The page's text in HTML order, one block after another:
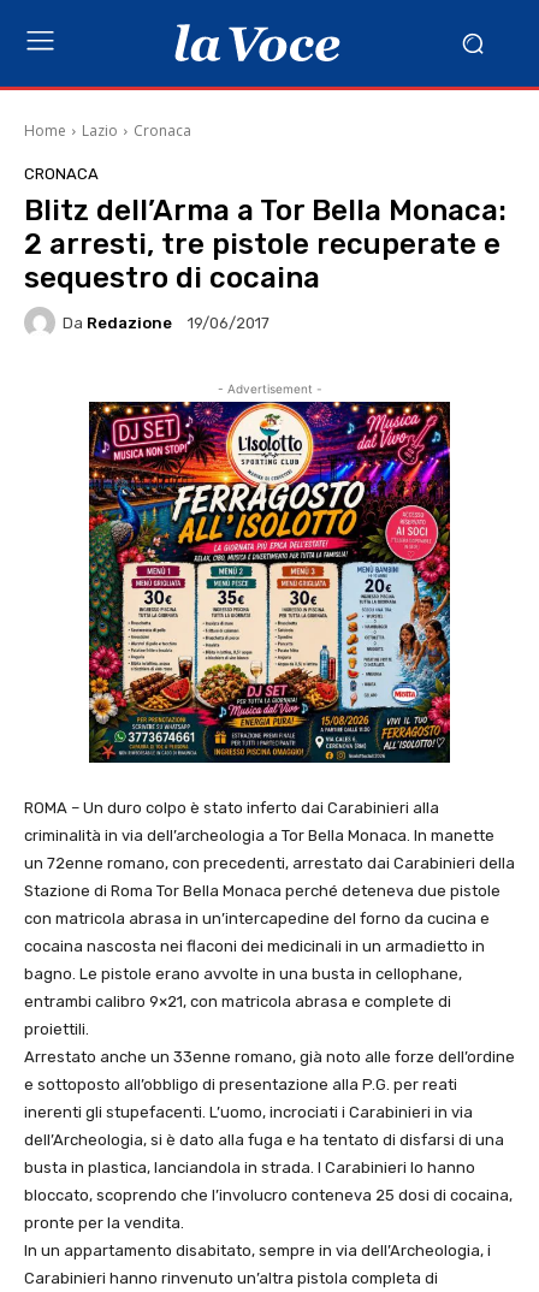
Home Lazio Cronaca
CRONACA
Blitz dell’Arma a Tor Bella Monaca:
2 arresti, tre pistole recuperate e
sequestro di cocaina
Da Redazione 19/06/2017
- Advertisement -
ROMA – Un duro colpo è stato inferto dai Carabinieri alla
criminalità in via dell’archeologia a Tor Bella Monaca. In manette
un 72enne romano, con precedenti, arrestato dai Carabinieri della
Stazione di Roma Tor Bella Monaca perché deteneva due pistole
con matricola abrasa in un’intercapedine del forno da cucina e
cocaina nascosta nei flaconi dei medicinali in un armadietto in
bagno. Le pistole erano avvolte in una busta in cellophane,
entrambi calibro 9×21, con matricola abrasa e complete di
proiettili.
Arrestato anche un 33enne romano, già noto alle forze dell’ordine
e sottoposto all’obbligo di presentazione alla P.G. per reati
inerenti gli stupefacenti. L’uomo, incrociati i Carabinieri in via
dell’Archeologia, si è dato alla fuga e ha tentato di disfarsi di una
busta in plastica, lanciandola in strada. I Carabinieri lo hanno
bloccato, scoprendo che l’involucro conteneva 25 dosi di cocaina,
pronte per la vendita.
In un appartamento disabitato, sempre in via dell’Archeologia, i
Carabinieri hanno rinvenuto un’altra pistola completa di